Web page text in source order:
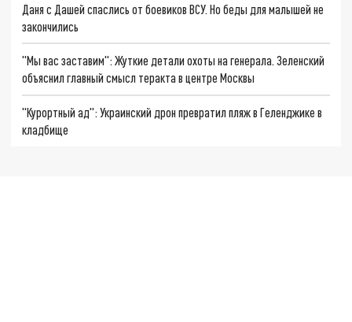
Даня с Дашей спаслись от боевиков ВСУ. Но беды для малышей не
закончились
"Мы вас заставим": Жуткие детали охоты на генерала. Зеленский
объяснил главный смысл теракта в центре Москвы
"Курортный ад": Украинский дрон превратил пляж в Геленджике в
кладбище